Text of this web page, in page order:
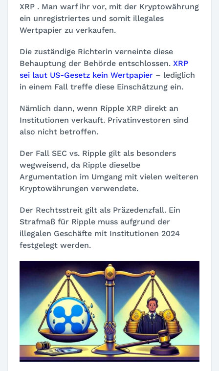
XRP . Man warf ihr vor, mit der Kryptowährung
ein unregistriertes und somit illegales
Wertpapier zu verkaufen.
Die zuständige Richterin verneinte diese
Behauptung der Behörde entschlossen. XRP
sei laut US-Gesetz kein Wertpapier – lediglich
in einem Fall treffe diese Einschätzung ein.
Nämlich dann, wenn Ripple XRP direkt an
Institutionen verkauft. Privatinvestoren sind
also nicht betroffen.
Der Fall SEC vs. Ripple gilt als besonders
wegweisend, da Ripple dieselbe
Argumentation im Umgang mit vielen weiteren
Kryptowährungen verwendete.
Der Rechtsstreit gilt als Präzedenzfall. Ein
Strafmaß für Ripple muss aufgrund der
illegalen Geschäfte mit Institutionen 2024
festgelegt werden.